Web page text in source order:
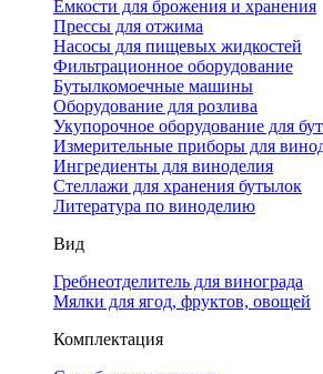
Емкости для брожения и хранения
Прессы для отжима
Насосы для пищевых жидкостей
Фильтрационное оборудование
Бутылкомоечные машины
Оборудование для розлива
Укупорочное оборудование для
Измерительные приборы для
Ингредиенты для виноделия
Стеллажи для хранения бутылок
Литература по виноделию
Вид
Гребнеотделитель для винограда
Мялки для ягод, фруктов, овощей
Комплектация